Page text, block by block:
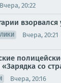
Вчера, 20:22
Вчера, 20:21
со
Вчера, 20:16